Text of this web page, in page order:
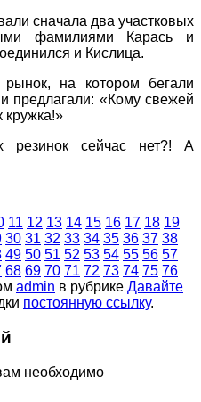
сначала два участковых
фамилиями Карась и
и Кислица.
на котором бегали
предлагали: «Кому свежей
кружка!»
резинок сейчас нет?! А
11 12 13 14 15 16 17 18 19
30 31 32 33 34 35 36 37 38
49 50 51 52 53 54 55 56 57
68 69 70 71 72 73 74 75 76
admin в рубрике Давайте
постоянную ссылку.
необходимо